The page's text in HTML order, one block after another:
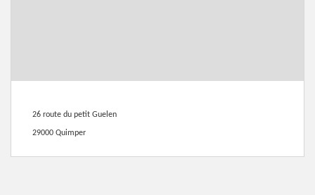
26 route du petit Guelen
29000 Quimper